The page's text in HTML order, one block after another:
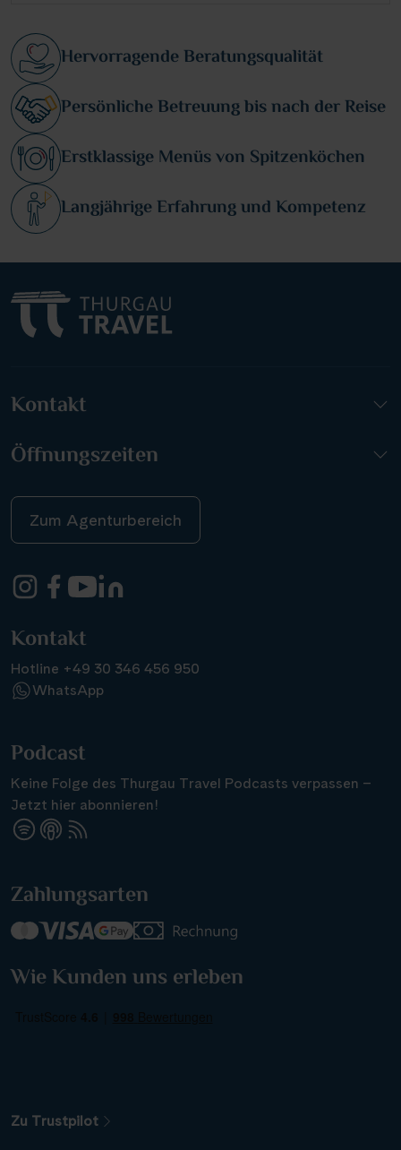
Hervorragende Beratungsqualität
Persönliche Betreuung bis nach der Reise
Erstklassige Menüs von Spitzenköchen
Langjährige Erfahrung und Kompetenz
Kontakt
Öffnungszeiten
Zum Agenturbereich
Kontakt
Hotline +49 30 346 456 950
WhatsApp
Podcast
Keine Folge des Thurgau Travel Podcasts verpassen –
Jetzt hier abonnieren!
Zahlungsarten
Wie Kunden uns erleben
Zu Trustpilot
Suchen & Buchen
Reisezeitraum